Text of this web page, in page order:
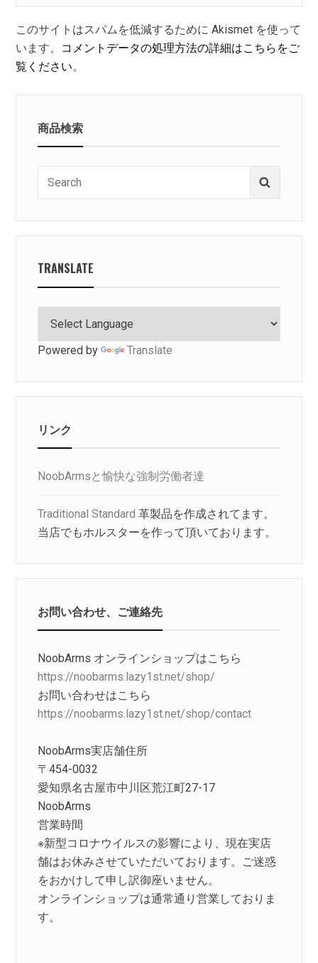
このサイトはスパムを低減するために Akismet を使って
います。 コメントデータの処理方法の詳細はこちらをご
覧ください。
商品検索
TRANSLATE
Powered by Translate
リンク
NoobArmsと愉快な強制労働者達
Traditional Standard 革製品を作成されてます。
当店でもホルスターを作って頂いております。
お問い合わせ、ご連絡先
NoobArms オンラインショップはこちら
https://noobarms.lazy1st.net/shop/
お問い合わせはこちら
https://noobarms.lazy1st.net/shop/contact
NoobArms実店舗住所
〒454-0032
愛知県名古屋市中川区荒江町27-17
NoobArms
営業時間
※新型コロナウイルスの影響により、現在実店
舗はお休みさせていただいております。ご迷惑
をおかけして申し訳御座いません。
オンラインショップは通常通り営業しておりま
す。